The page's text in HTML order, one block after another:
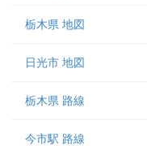
栃木県 地図
日光市 地図
栃木県 路線
今市駅 路線